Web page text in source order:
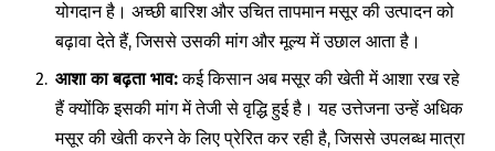
योगदान है। अच्छी बारिश और उचित तापमान मसूर की उत्पादन को
बढ़ावा देते हैं, जिससे उसकी मांग और मूल्य में उछाल आता है।
आशा का बढ़ता भाव:कई किसान अब मसूर की खेती में आशा रख रहे
हैं क्योंकि इसकी मांग में तेजी से वृद्धि हुई है। यह उत्तेजना उन्हें अधिक
मसूर की खेती करने के लिए प्रेरित कर रही है, जिससे उपलब्ध मात्रा